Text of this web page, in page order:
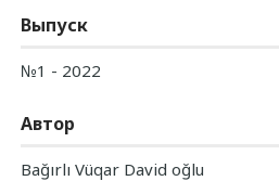
Выпуск
№1 - 2022
Автор
Bağırlı Vüqar David oğlu